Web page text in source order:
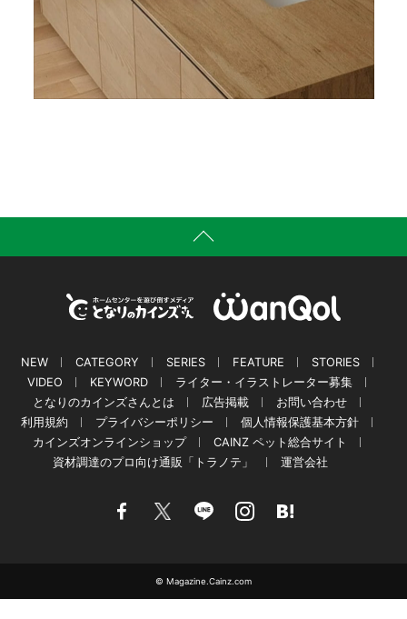
NEW CATEGORY SERIES FEATURE
STORIES
VIDEO
KEYWORD
ライター・イラストレーター募集
となりのカインズさんとは
広告掲載
お問い合わせ
利用規約
プライバシーポリシー
個人情報保護基本方針
カインズオンラインショップ
CAINZ ペット総合サイト
資材調達のプロ向け通販「トラノテ」
運営会社
© Magazine.Cainz.com